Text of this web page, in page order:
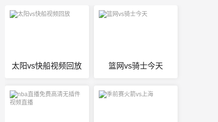
太阳vs快船视频回放 篮网vs骑士今天